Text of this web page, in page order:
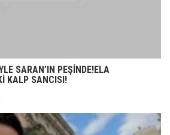
SARAN’IN PEŞİNDE!ELA
KALP SANCISI!